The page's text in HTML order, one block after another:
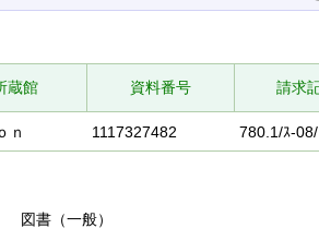
蔵館 資料番号 請求
ｎ 1117327482 780.1/ｽ-08/
図書（一般）